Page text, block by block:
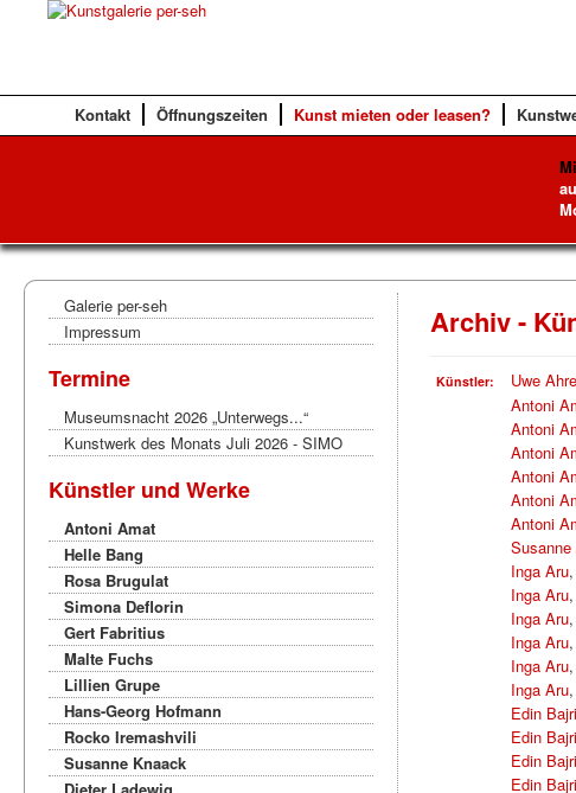
Kontakt Öffnungszeiten Kunst mieten oder leasen?
Galerie per-seh
Impressum
Termine
Museumsnacht 2026 „Unterwegs...“
Kunstwerk des Monats Juli 2026 - SIMO
Künstler und Werke
Antoni Amat
Helle Bang
Rosa Brugulat
Simona Deflorin
Gert Fabritius
Malte Fuchs
Lillien Grupe
Hans-Georg Hofmann
Rocko Iremashvili
Susanne Knaack
Archiv -
Künstler: Uwe
Antoni
Antoni
Antoni
Antoni
Antoni
Antoni
Susanne
Inga Aru
Inga Aru
Inga Aru
Inga Aru
Inga Aru
Inga Aru
Edin
Edin
Edin
Edin